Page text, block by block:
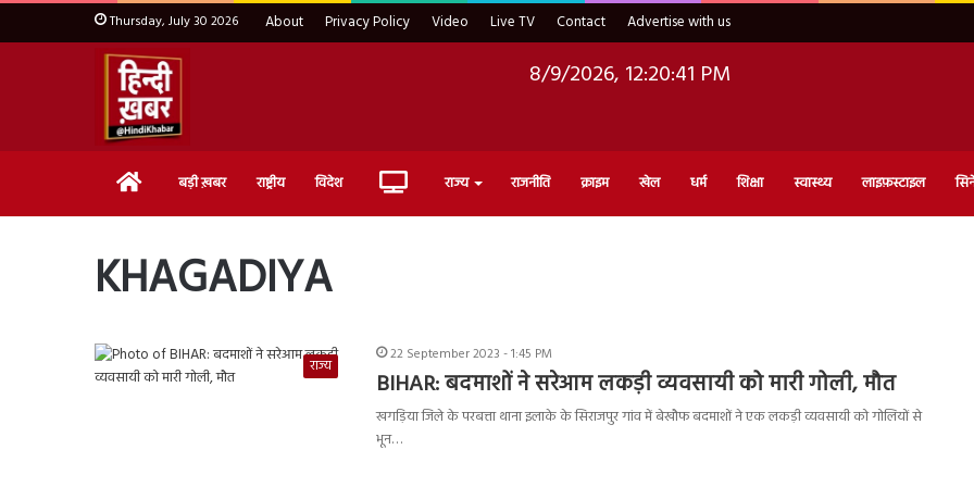
Thursday, July 30 2026 About Privacy Policy Video Live TV Contact Advertise with us
8/9/2026, 12:20:42 PM
Home बड़ी ख़बर राष्ट्रीय विदेश Live राज्य राजनीति क्राइम खेल धर्म शिक्षा स्वास्थ्य लाइफ़स्टाइल
KHAGADIYA
राज्य
22 September 2023 - 1:45 PM
BIHAR: बदमाशों ने सरेआम लकड़ी व्यवसायी को मारी गोली, मौत
खगड़िया जिले के परबत्ता थाना इलाके के सिराजपुर गांव में बेखौफ बदमाशों ने एक लकड़ी व्यवसायी को गोलियों से
भून…